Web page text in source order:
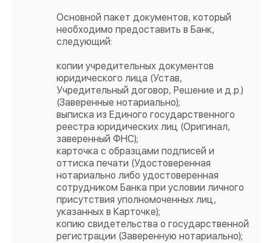
Основной пакет документов, который
необходимо предоставить в Банк,
следующий:
копии учредительных документов
юридического лица (Устав,
Учредительный договор, Решение и д.р.)
(Заверенные нотариально);
выписка из Единого государственного
реестра юридических лиц (Оригинал,
заверенный ФНС);
карточка с образцами подписей и
оттиска печати (Удостоверенная
нотариально либо удостоверенная
сотрудником Банка при условии личного
присутствия уполномоченных лиц,
указанных в Карточке);
копию свидетельства о государственной
регистрации (Заверенную нотариально);